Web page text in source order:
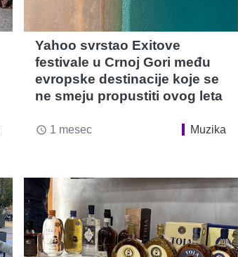
Yahoo svrstao Exitove
festivale u Crnoj Gori među
evropske destinacije koje se
ne smeju propustiti ovog leta
access_time 1 mesec Muzika